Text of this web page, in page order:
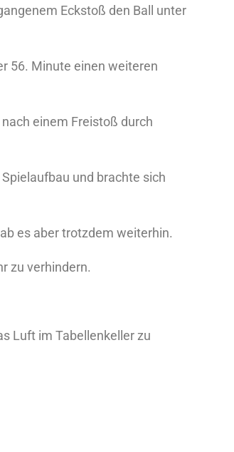
Eckstoß den Ball unter
56. Minute einen weiteren
einem Freistoß durch
und brachte sich
es aber trotzdem weiterhin.
zu verhindern.
Luft im Tabellenkeller zu